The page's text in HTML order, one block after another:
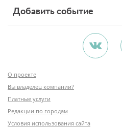
Добавить событие
О проекте
Вы владелец компании?
Платные услуги
Редакции по городам
Условия использования сайта